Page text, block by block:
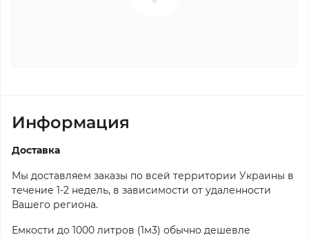
Информация
Доставка
Мы доставляем заказы по всей территории Украины в
течение 1-2 недель, в зависимости от удаленности
Вашего региона.
Емкости до 1000 литров (1м3) обычно дешевле